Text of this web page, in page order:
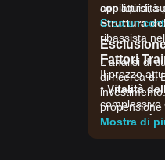
appiattirsi,
Struttura
ribassista
Fattori
Il prezzo
•Vitalità
complessivo
•Liquidità e
con liquidità
Crea un
L'analisi di
di ricerca di
propensione
Mostra di